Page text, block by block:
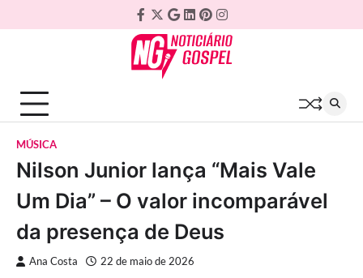
to
Facebook
Twitter
Google
Plus
Linkedin
Pinterest
Instagram
MÚSICA
Nilson Junior lança “Mais Vale
Um Dia” – O valor incomparável
da presença de Deus
Ana Costa 22 de maio de 2026